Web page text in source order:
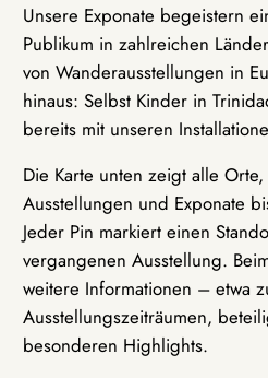
Unsere Exponate begeistern
Publikum in zahlreichen
von Wanderausstellungen in
hinaus: Selbst Kinder in
bereits mit unseren
Die Karte unten zeigt alle
Ausstellungen und Exponate
Jeder Pin markiert einen
vergangenen Ausstellung.
weitere Informationen – etwa
Ausstellungszeiträumen,
besonderen Highlights.